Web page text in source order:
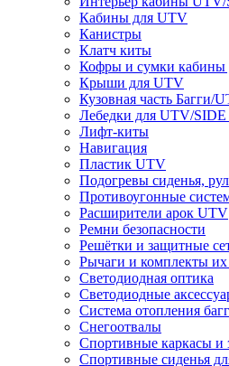
Кабины для UTV
Канистры
Клатч киты
Кофры и сумки кабины
Крыши для UTV
Кузовная часть Багги/
Лебедки для UTV/
Лифт-киты
Навигация
Пластик UTV
Подогревы сиденья,
Противоугонные
Расширители арок UTV
Ремни безопасности
Решётки и защитные
Рычаги и комплекты их
Светодиодная оптика
Светодиодные
Система отопления
Снегоотвалы
Спортивные каркасы и
Спортивные сиденья